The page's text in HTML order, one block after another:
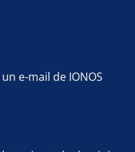
e-mail de IONOS